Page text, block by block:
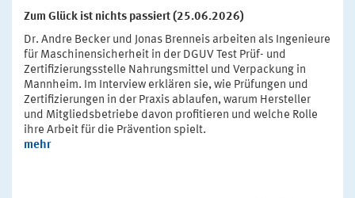
Zum Glück ist nichts passiert (25.06.2026)
Dr. Andre Becker und Jonas Brenneis arbeiten als Ingenieure
für Maschinensicherheit in der DGUV Test Prüf- und
Zertifizierungsstelle Nahrungsmittel und Verpackung in
Mannheim. Im Interview erklären sie, wie Prüfungen und
Zertifizierungen in der Praxis ablaufen, warum Hersteller
und Mitgliedsbetriebe davon profitieren und welche Rolle
ihre Arbeit für die Prävention spielt.
mehr